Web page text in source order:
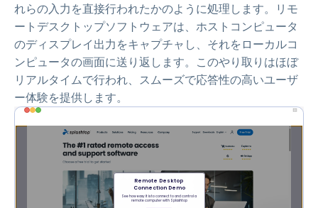
れらの入力を直接行われたかのように処理します。リモ
ートデスクトップソフトウェアは、ホストコンピュータ
のディスプレイ出力をキャプチャし、それをローカルコ
ンピュータの画面に送り返します。このやり取りはほぼ
リアルタイムで行われ、スムーズで応答性の高いユーザ
ー体験を提供します。